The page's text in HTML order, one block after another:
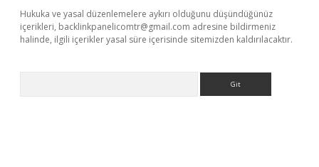
Hukuka ve yasal düzenlemelere aykırı olduğunu düşündüğünüz
içerikleri, backlinkpanelicomtr@gmail.com adresine bildirmeniz
halinde, ilgili içerikler yasal süre içerisinde sitemizden kaldırılacaktır.